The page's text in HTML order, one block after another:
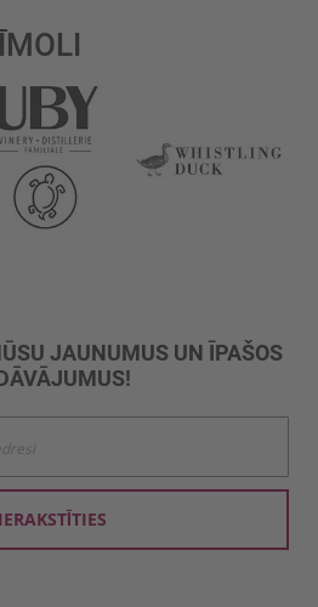
JAUNUMUS UN ĪPAŠOS